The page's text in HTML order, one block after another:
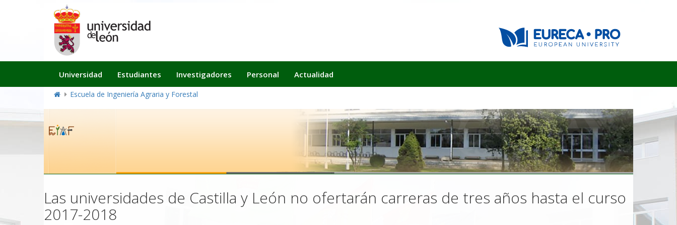
Navegación
principal
Universidad Estudiantes Investigadores Personal Actualidad
Escuela de Ingeniería Agraria y Forestal
Las universidades de Castilla y León no ofertarán carreras de tres años hasta el curso
2017-2018